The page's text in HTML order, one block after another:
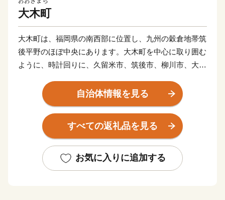
大木町
大木町は、福岡県の南西部に位置し、九州の穀倉地帯筑
後平野のほぼ中央にあります。大木町を中心に取り囲む
ように、時計回りに、久留米市、筑後市、柳川市、大川
福岡市から西鉄天神大牟田線を利用すると約1時間、車
で九州自動車道（八女インターチェンジ）を利用すると
約50分の距離にあります。
温暖多雨の穏やかな気候にくわえて、町全体が標高4〜5
す。また、町の総面積の約14％を占める堀（クリーク）
が、町全域を縦横無尽に張り巡らしており、その歴史は
自治体情報を見る
すべての返礼品を見る
お気に入りに追加する